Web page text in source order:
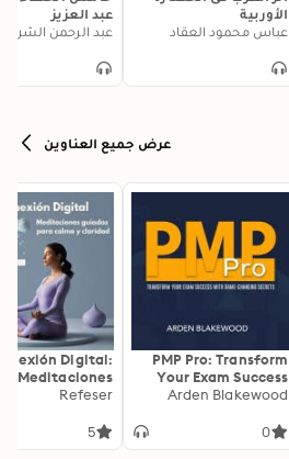
الأوربية
عباس محمود العقاد
عبد العزيز
عبد الرحمن
عرض جميع العناوين
PMP Pro: Transform
Your Exam Success
with Game-Changing
PMP exam results!
Arden Blakewood
0
Digital:
Meditaciones
para Calma y
Refeser
5